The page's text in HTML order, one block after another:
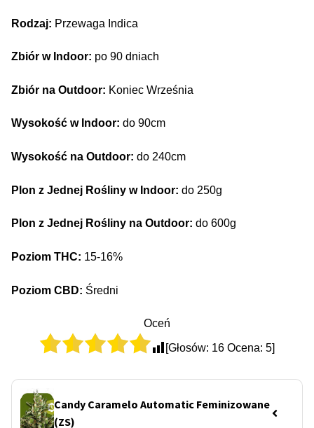
Rodzaj: Przewaga Indica
Zbiór w Indoor: po 90 dniach
Zbiór na Outdoor: Koniec Września
Wysokość w Indoor: do 90cm
Wysokość na Outdoor: do 240cm
Plon z Jednej Rośliny w Indoor: do 250g
Plon z Jednej Rośliny na Outdoor: do 600g
Poziom THC: 15-16%
Poziom CBD: Średni
Oceń
[Głosów: 16 Ocena: 5]
Candy Caramelo Automatic Feminizowane
(ZS)